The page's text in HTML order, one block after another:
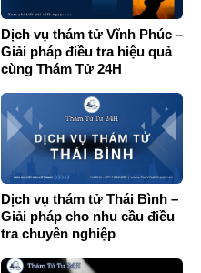
Dịch vụ thám tử Vĩnh Phúc –
Giải pháp điều tra hiệu quả
cùng Thám Tử 24H
Dịch vụ thám tử Thái Bình –
Giải pháp cho nhu cầu điều
tra chuyên nghiệp